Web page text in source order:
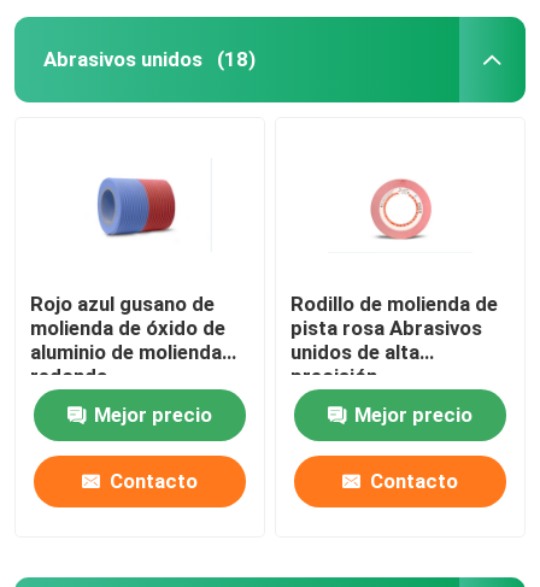
Abrasivos unidos (18)
Rojo azul gusano de
molienda de óxido de
aluminio de molienda
redonda
Mejor precio
Contacto
Rodillo de molienda de
pista rosa Abrasivos
unidos de alta
precisión
Mejor precio
Contacto